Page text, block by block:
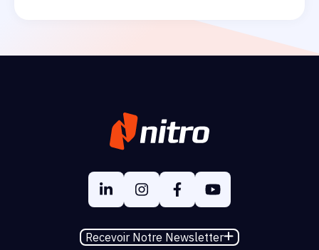
Recevoir Notre Newsletter